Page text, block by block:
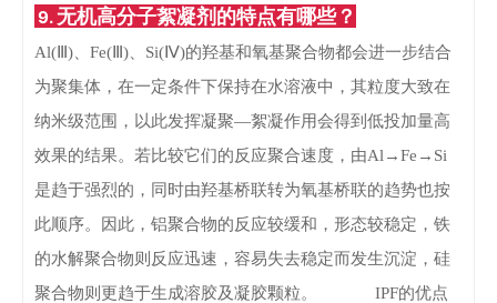
9.无机高分子絮凝剂的特点有哪些？
Al(Ⅲ)、Fe(Ⅲ)、Si(Ⅳ)的羟基和氧基聚合物都会进一步结合
为聚集体，在一定条件下保持在水溶液中，其粒度大致在
纳米级范围，以此发挥凝聚—絮凝作用会得到低投加量高
效果的结果。若比较它们的反应聚合速度，由Al→Fe→Si
是趋于强烈的，同时由羟基桥联转为氧基桥联的趋势也按
此顺序。因此，铝聚合物的反应较缓和，形态较稳定，铁
的水解聚合物则反应迅速，容易失去稳定而发生沉淀，硅
聚合物则更趋于生成溶胶及凝胶颗粒。
IPF的优点